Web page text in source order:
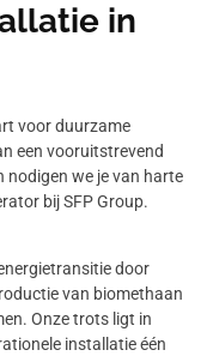
in
voor duurzame
een vooruitstrevend
nodigen we je van harte
bij SFP Group.
door
van biomethaan
Onze trots ligt in
installatie één